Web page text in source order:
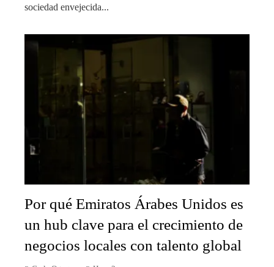
sociedad envejecida...
Por qué Emiratos Árabes Unidos es
un hub clave para el crecimiento de
negocios locales con talento global